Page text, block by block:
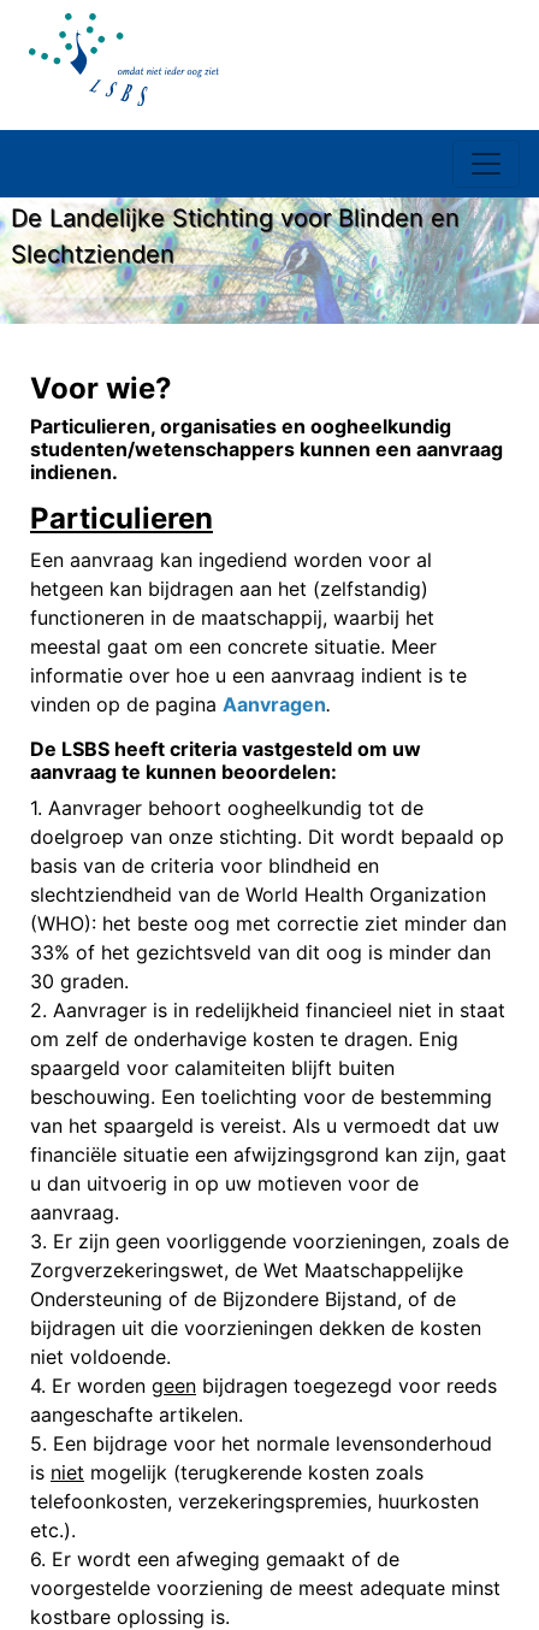
De Landelijke Stichting voor Blinden en
Slechtzienden
Voor wie?
Particulieren, organisaties en oogheelkundig
studenten/wetenschappers kunnen een aanvraag
indienen.
Particulieren
Een aanvraag kan ingediend worden voor al
hetgeen kan bijdragen aan het (zelfstandig)
functioneren in de maatschappij, waarbij het
meestal gaat om een concrete situatie. Meer
informatie over hoe u een aanvraag indient is te
vinden op de pagina Aanvragen.
De LSBS heeft criteria vastgesteld om uw
aanvraag te kunnen beoordelen:
1. Aanvrager behoort oogheelkundig tot de
doelgroep van onze stichting. Dit wordt bepaald op
basis van de criteria voor blindheid en
slechtziendheid van de World Health Organization
(WHO): het beste oog met correctie ziet minder dan
33% of het gezichtsveld van dit oog is minder dan
30 graden.
2. Aanvrager is in redelijkheid financieel niet in staat
om zelf de onderhavige kosten te dragen. Enig
spaargeld voor calamiteiten blijft buiten
beschouwing. Een toelichting voor de bestemming
van het spaargeld is vereist. Als u vermoedt dat uw
financiële situatie een afwijzingsgrond kan zijn, gaat
u dan uitvoerig in op uw motieven voor de
aanvraag.
3. Er zijn geen voorliggende voorzieningen, zoals de
Zorgverzekeringswet, de Wet Maatschappelijke
Ondersteuning of de Bijzondere Bijstand, of de
bijdragen uit die voorzieningen dekken de kosten
niet voldoende.
4. Er worden geen bijdragen toegezegd voor reeds
aangeschafte artikelen.
5. Een bijdrage voor het normale levensonderhoud
is niet mogelijk (terugkerende kosten zoals
telefoonkosten, verzekeringspremies, huurkosten
etc.).
6. Er wordt een afweging gemaakt of de
voorgestelde voorziening de meest adequate minst
kostbare oplossing is.